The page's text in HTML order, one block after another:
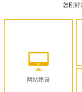
您刚好
网站建设